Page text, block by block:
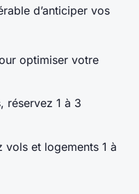
d’anticiper vos
optimiser votre
réservez 1 à 3
et logements 1 à